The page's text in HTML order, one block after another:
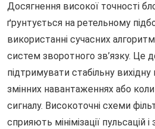
Досягнення високої точності
ґрунтується на ретельному
використанні сучасних
систем зворотного зв’язку. Це
підтримувати стабільну вихідну
змінних навантаженнях або
сигналу. Високоточні схеми
сприяють мінімізації пульсацій